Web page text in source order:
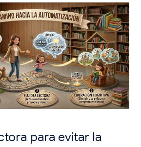
para evitar la